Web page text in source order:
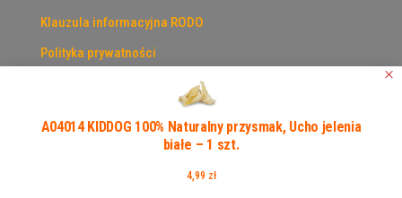
Klauzula informacyjna RODO
Polityka prywatności
A04014 KIDDOG 100% Naturalny przysmak, Ucho jelenia
białe – 1 szt.
4,99 zł